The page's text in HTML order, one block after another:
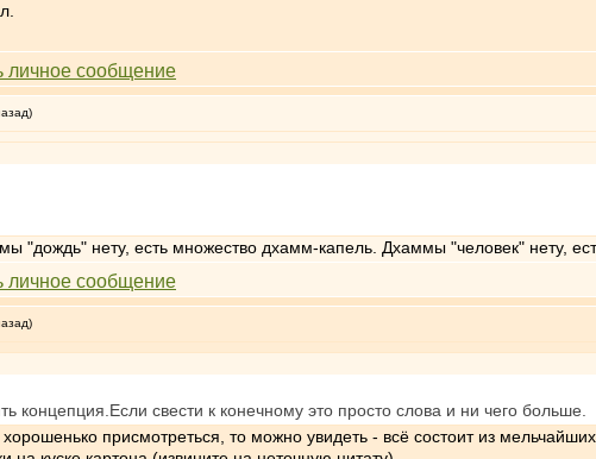
"дождь" нету, есть множество дхамм-капель. Дхаммы "человек" нету,
концепция.Если свести к конечному это просто слова и ни чего больше.
присмотреться, то можно увидеть - всё состоит из